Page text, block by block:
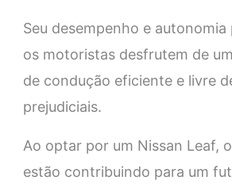
Seu desempenho e
os motoristas desfrutem de
de condução eficiente e livre
prejudiciais.
Ao optar por um Nissan Leaf,
estão contribuindo para um